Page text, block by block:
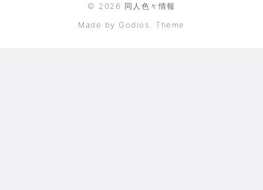
© 2026 同人色々情報
Made by Godios. Theme